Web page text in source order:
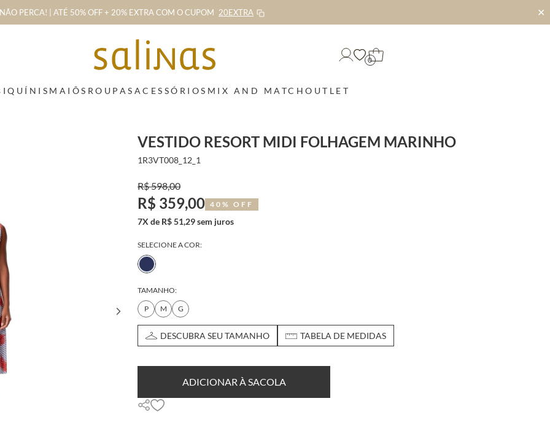
NÃO PERCA! | ATÉ 50% OFF + 20% EXTRA COM O CUPOM 20EXTRA ✕
0
MAIÔS ROUPAS ACESSÓRIOS MIX AND MATCHOUTLET
VESTIDO RESORT MIDI FOLHAGEM MARINHO
1R3VT008_12_1
R$ 598,00
R$ 359,00 40% OFF
7X de R$ 51,29 sem juros
SELECIONE A COR:
TAMANHO:
P
M G
DESCUBRA SEU TAMANHO TABELA DE MEDIDAS
ADICIONAR À SACOLA